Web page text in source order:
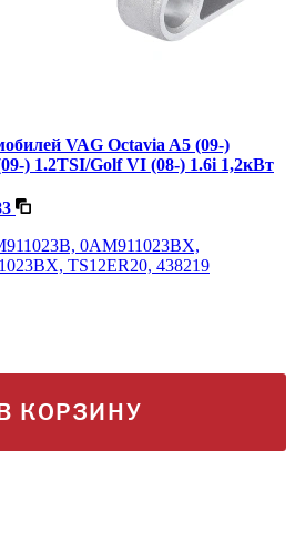
VAG Octavia A5 (09-)
) 1.2TSI/Golf VI (08-) 1.6i 1,2кВт
0AM911023BX,
TS12ER20, 438219
КОРЗИНУ